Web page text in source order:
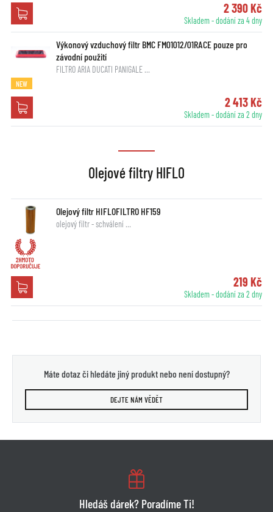
2 390 Kč
Skladem - dodání za 4 dny
Výkonový vzduchový filtr BMC FM01012/01RACE pouze pro
závodní použití
FILTRO ARIA DUCATI PANIGALE …
NEW
2 413 Kč
Skladem - dodání za 2 dny
Olejové filtry HIFLO
Olejový filtr HIFLOFILTRO HF159
olejový filtr - schválení …
219 Kč
Skladem - dodání za 2 dny
Máte dotaz či hledáte jiný produkt nebo není dostupný?
DEJTE NÁM VĚDĚT
Hledáš dárek? Poradíme Ti!